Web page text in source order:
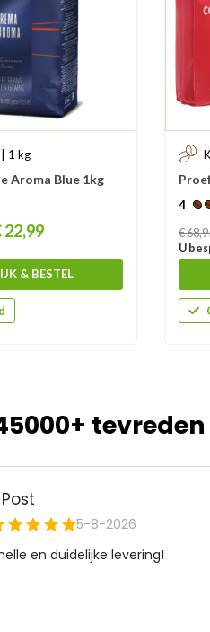
1 kg
Aroma Blue 1kg
22,99
& BESTEL
4
Prijs
€
U